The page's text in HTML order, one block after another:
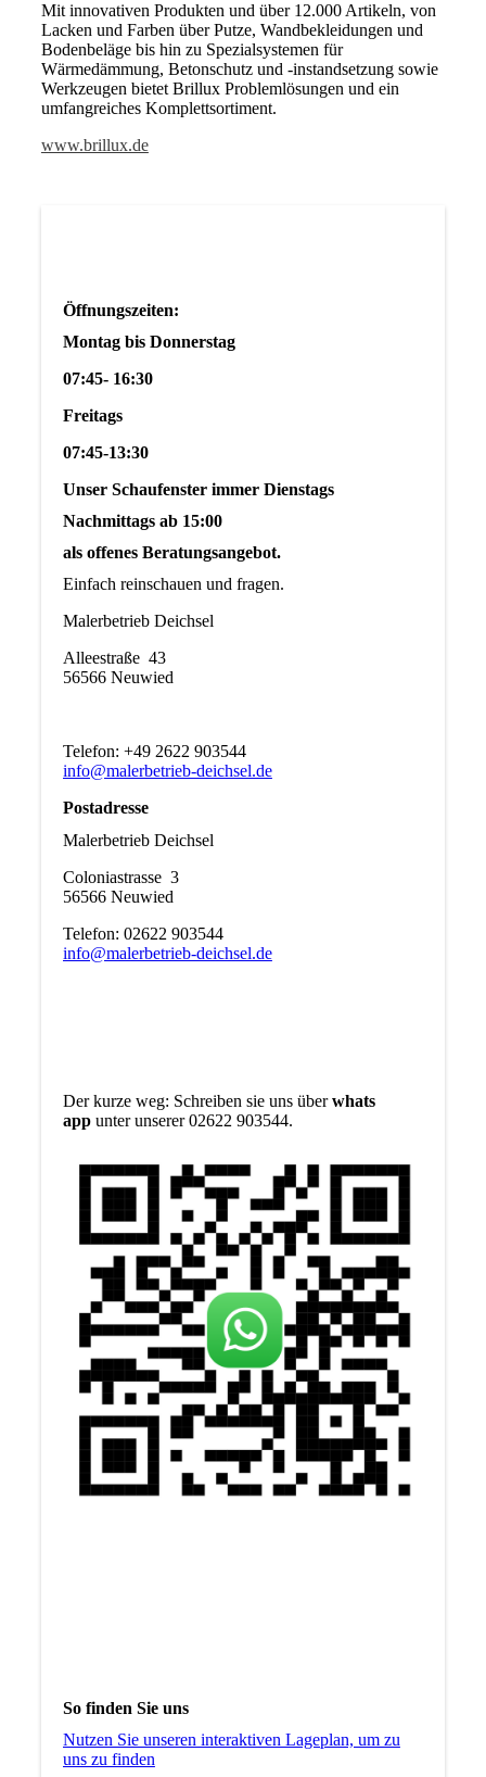
Mit innovativen Produkten und über 12.000 Artikeln, von
Lacken und Farben über Putze, Wandbekleidungen und
Bodenbeläge bis hin zu Spezialsystemen für
Wärmedämmung, Betonschutz und -instandsetzung sowie
Werkzeugen bietet Brillux Problemlösungen und ein
umfangreiches Komplettsortiment.
www.brillux.de
Öffnungszeiten:
Montag bis Donnerstag
07:45- 16:30
Freitags
07:45-13:30
Unser Schaufenster immer Dienstags
Nachmittags ab 15:00
als offenes Beratungsangebot.
Einfach reinschauen und fragen.
Malerbetrieb Deichsel
Alleestraße 43
56566 Neuwied
Telefon: +49 2622 903544
info@malerbetrieb-deichsel.de
Postadresse
Malerbetrieb Deichsel
Coloniastrasse 3
56566 Neuwied
Telefon: 02622 903544
info@malerbetrieb-deichsel.de
Der kurze weg: Schreiben sie uns überwhats
appunter unserer 02622 903544.
So finden Sie uns
Nutzen Sie unseren interaktiven La­ge­plan, um zu
uns zu finden